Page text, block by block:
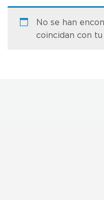
No se han
coincidan con tu